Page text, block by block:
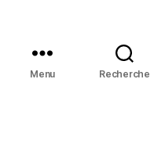
Menu Recherche